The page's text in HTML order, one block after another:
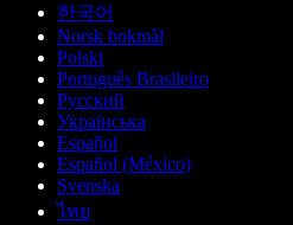
한국어
Norsk bokmål
Polski
Português Brasileiro
Русский
Українська
Español
Español (México)
Svenska
ไทย